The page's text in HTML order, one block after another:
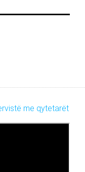
me qytetarët